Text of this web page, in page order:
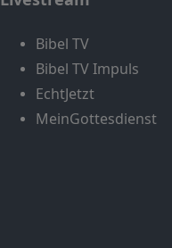
Bibel TV
Bibel TV Impuls
EchtJetzt
MeinGottesdienst